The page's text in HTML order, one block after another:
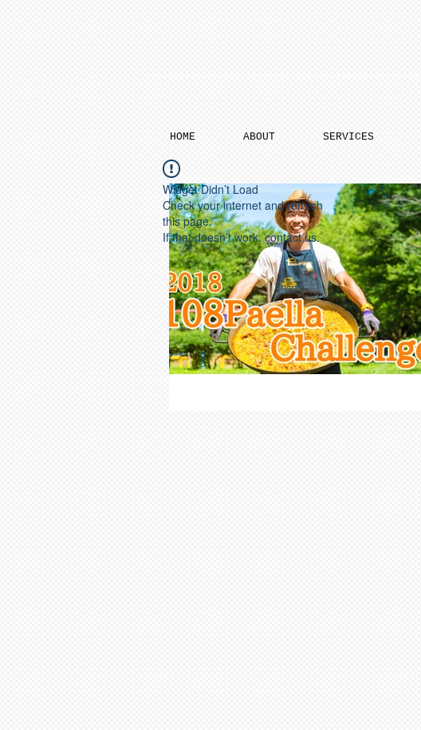
HOME ABOUT SERVICES
Widget Didn’t Load
Check your internet and refresh
this page.
If that doesn’t work, contact us.